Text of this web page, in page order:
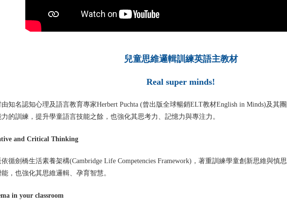
兒童思維邏輯訓練英語主教材
Real super minds!
知名認知心理及語言教育專家Herbert Puchta (曾出版全球暢銷ELT教材English in Minds)及其
力的訓練，提升學童語言技能之餘，也強化其思考力、記憶力與專注力。
and Critical Thinking
循劍橋生活素養架構(Cambridge Life Competencies Framework)，著重訓練學童創新思維與慎
，也強化其思維邏輯、孕育智慧。
in your classroom